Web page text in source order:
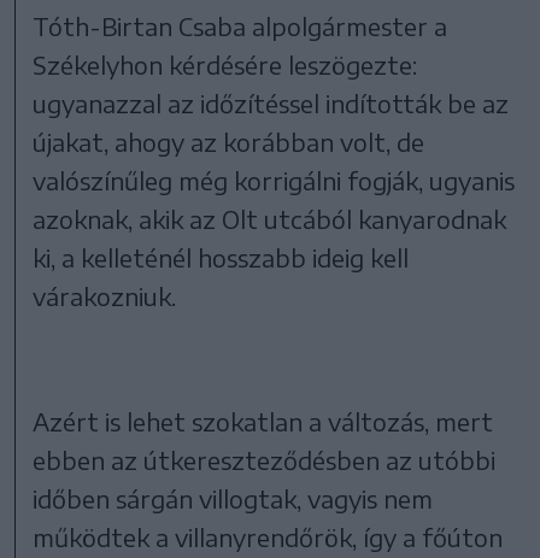
Tóth-Birtan Csaba alpolgármester a
Székelyhon kérdésére leszögezte:
ugyanazzal az időzítéssel indították be az
újakat, ahogy az korábban volt, de
valószínűleg még korrigálni fogják, ugyanis
azoknak, akik az Olt utcából kanyarodnak
ki, a kelleténél hosszabb ideig kell
várakozniuk.
Azért is lehet szokatlan a változás, mert
ebben az útkereszteződésben az utóbbi
időben sárgán villogtak, vagyis nem
működtek a villanyrendőrök, így a főúton